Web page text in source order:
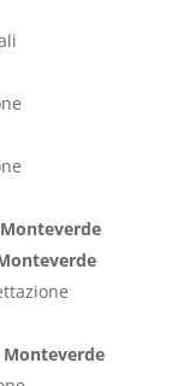
Monteverde
Monteverde